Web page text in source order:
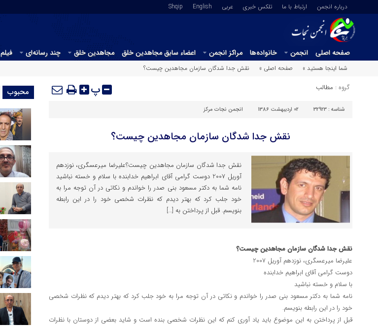
درباره انجمن ارتباط با ما تلکس خبری عربي English
Shqip
صفحه اصلی انجمن خانواده‌ها مراکز انجمن اعضاء سابق مجاهدین خلق مجاهدین خلق چند رسانه‌ای فیلم
شما اینجا هستید »
صفحه اصلی » نقش جدا شدگان سازمان مجاهدین چیست؟
گروه : مطالب پ
شناسه : 32923 02 اردیبهشت 1386 انجمن نجات مرکز
نقش جدا شدگان سازمان مجاهدین چیست؟
نقش جدا شدگان سازمان مجاهدین چیست؟علیرضا میرعسگری، نوزدهم
آوریل 2007 دوست گرامی آقای ابراهیم خدابنده با سلام و خسته نباشید
نامه شما به دکتر مسعود بنی صدر را خواندم و نکاتی در آن توجه مرا به
خود جلب کرد که بهتر دیدم که نظرات شخصی خود را در این رابطه
بنویسم. قبل از پرداختن به […]
نقش جدا شدگان سازمان مجاهدین چیست؟
علیرضا میرعسگری، نوزدهم آوریل 2007
دوست گرامی آقای ابراهیم خدابنده
با سلام و خسته نباشید
نامه شما به دکتر مسعود بنی صدر را خواندم و نکاتی در آن توجه مرا به خود جلب کرد که بهتر دیدم که نظرات شخصی
خود را در این رابطه بنویسم.
قبل از پرداختن به این موضوع باید یاد آوری کنم که این نظرات شخصی بنده است و شاید بعضی از دوستان با نظرات
محبوب